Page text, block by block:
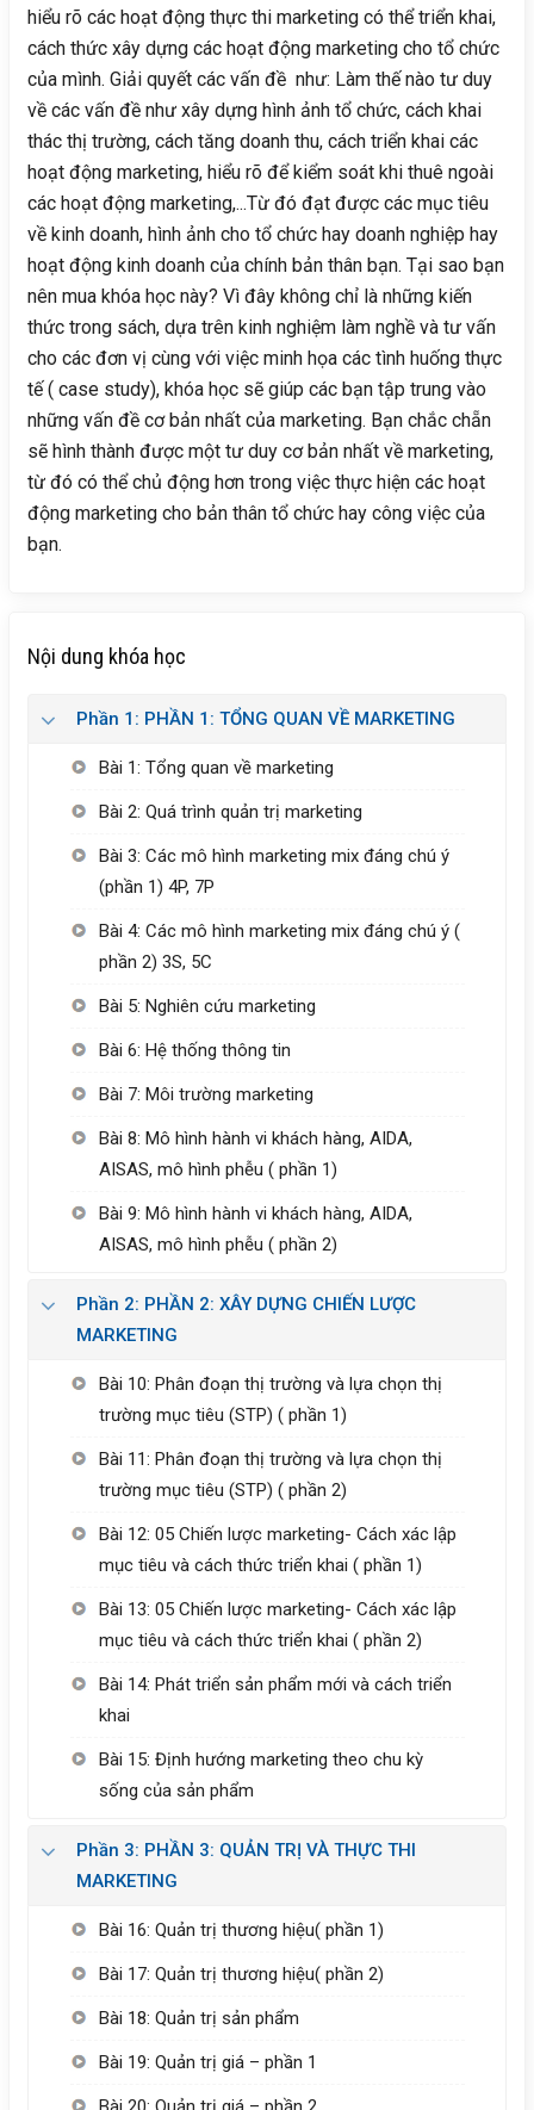
hiểu rõ các hoạt động thực thi marketing có thể triển khai,
cách thức xây dựng các hoạt động marketing cho tổ chức
của mình. Giải quyết các vấn đề như: Làm thế nào tư duy
về các vấn đề như xây dựng hình ảnh tổ chức, cách khai
thác thị trường, cách tăng doanh thu, cách triển khai các
hoạt động marketing, hiểu rõ để kiểm soát khi thuê ngoài
các hoạt động marketing,...Từ đó đạt được các mục tiêu
về kinh doanh, hình ảnh cho tổ chức hay doanh nghiệp hay
hoạt động kinh doanh của chính bản thân bạn. Tại sao bạn
nên mua khóa học này? Vì đây không chỉ là những kiến
thức trong sách, dựa trên kinh nghiệm làm nghề và tư vấn
cho các đơn vị cùng với việc minh họa các tình huống thực
tế ( case study), khóa học sẽ giúp các bạn tập trung vào
những vấn đề cơ bản nhất của marketing. Bạn chắc chẵn
sẽ hình thành được một tư duy cơ bản nhất về marketing,
từ đó có thể chủ động hơn trong việc thực hiện các hoạt
động marketing cho bản thân tổ chức hay công việc của
bạn.
Nội dung khóa học
Phần 1: PHẦN 1: TỔNG QUAN VỀ MARKETING
Bài 1: Tổng quan về marketing
Bài 2: Quá trình quản trị marketing
Bài 3: Các mô hình marketing mix đáng chú ý
(phần 1) 4P, 7P
Bài 4: Các mô hình marketing mix đáng chú ý (
phần 2) 3S, 5C
Bài 5: Nghiên cứu marketing
Bài 6: Hệ thống thông tin
Bài 7: Môi trường marketing
Bài 8: Mô hình hành vi khách hàng, AIDA,
AISAS, mô hình phễu ( phần 1)
Bài 9: Mô hình hành vi khách hàng, AIDA,
AISAS, mô hình phễu ( phần 2)
Phần 2: PHẦN 2: XÂY DỰNG CHIẾN LƯỢC
MARKETING
Bài 10: Phân đoạn thị trường và lựa chọn thị
trường mục tiêu (STP) ( phần 1)
Bài 11: Phân đoạn thị trường và lựa chọn thị
trường mục tiêu (STP) ( phần 2)
Bài 12: 05 Chiến lược marketing- Cách xác lập
mục tiêu và cách thức triển khai ( phần 1)
Bài 13: 05 Chiến lược marketing- Cách xác lập
mục tiêu và cách thức triển khai ( phần 2)
Bài 14: Phát triển sản phẩm mới và cách triển
khai
Bài 15: Định hướng marketing theo chu kỳ
sống của sản phẩm
Phần 3: PHẦN 3: QUẢN TRỊ VÀ THỰC THI
MARKETING
Bài 16: Quản trị thương hiệu( phần 1)
Bài 17: Quản trị thương hiệu( phần 2)
Bài 18: Quản trị sản phẩm
Bài 19: Quản trị giá – phần 1